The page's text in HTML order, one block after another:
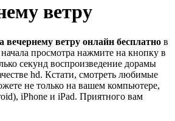
ветру
ветру онлайн бесплатно в
просмотра нажмите на кнопку в
секунд воспроизведение дорамы
hd. Кстати, смотреть любимые
не только на вашем компьютере,
iPhone и iPad. Приятного вам